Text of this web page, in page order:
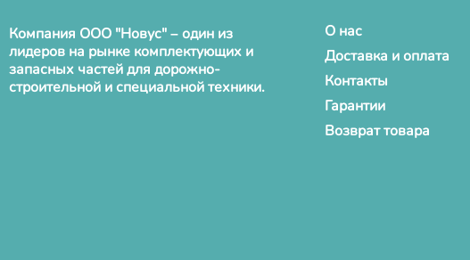
Компания ООО "Новус" – один из
лидеров на рынке комплектующих и
запасных частей для дорожно-
строительной и специальной техники.
О нас
Доставка и оплата
Контакты
Гарантии
Возврат товара